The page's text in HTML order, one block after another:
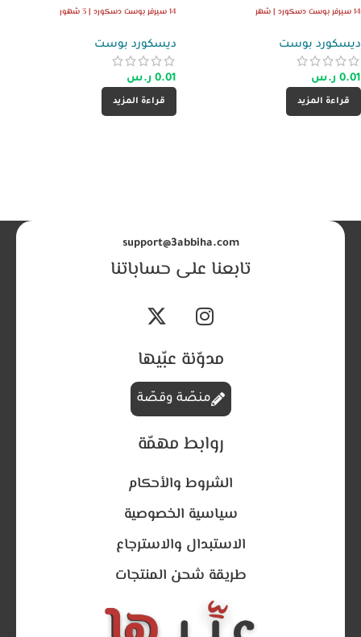
14 سيرفر بوست دسكورد | شهر
ديسكورد بوست
0.01 ر.س
قراءة المزيد
14 سيرفر بوست دسكورد | 3 شهور
ديسكورد بوست
0.01 ر.س
قراءة المزيد
support@3abbiha.com
تابعنا على حساباتنا
مدوّنة عبّيها
منصّة وقصّة
روابط مهمّة
الشروط والأحكام
سياسية الخصوصية
الاستبدال والاسترجاع
طريقة شحن المنتجات